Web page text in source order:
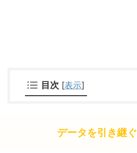
目次 [表示]
データを引き継